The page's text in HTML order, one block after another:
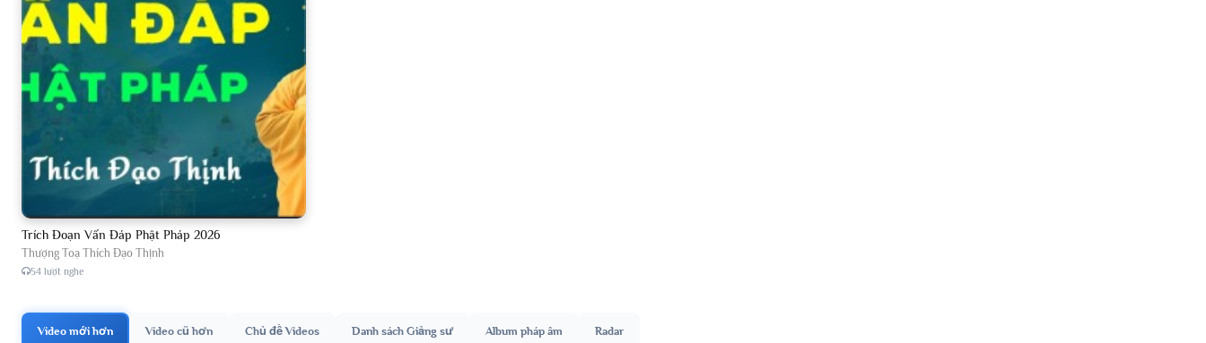
Trích Đoạn Vấn Đáp Phật Pháp 2026
Thượng Toạ Thích Đạo Thịnh
54 lượt nghe
Video mới hơn Video cũ hơn Chủ đề Videos Danh sách Giảng sư Album pháp âm Radar